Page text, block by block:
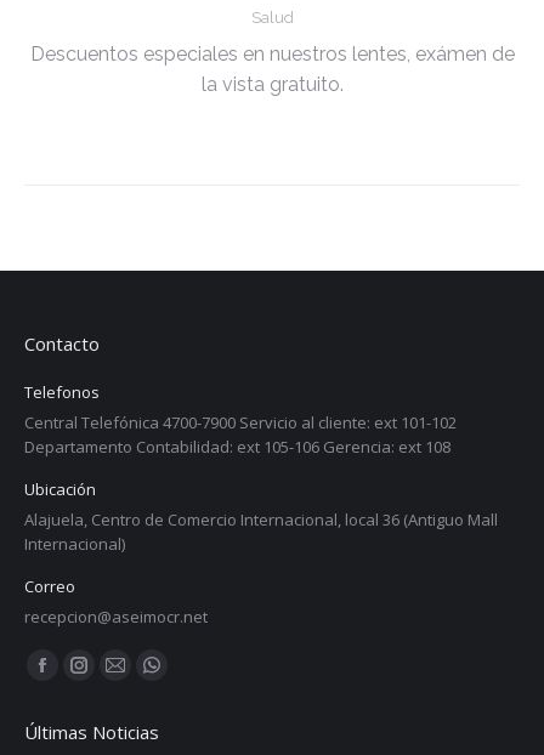
Salud
Descuentos especiales en nuestros lentes, exámen de
la vista gratuito.
Contacto
Telefonos
Central Telefónica 4700-7900 Servicio al cliente: ext 101-102
Departamento Contabilidad: ext 105-106 Gerencia: ext 108
Ubicación
Alajuela, Centro de Comercio Internacional, local 36 (Antiguo Mall
Internacional)
Correo
recepcion@aseimocr.net
Find us on:
Facebook
opens
Instagram
opens
Mail
opens
Whatsapp
opens
Últimas Noticias